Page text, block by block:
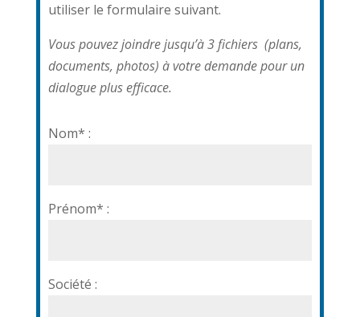
utiliser le formulaire suivant.
Vous pouvez joindre jusqu’à 3 fichiers (plans,
documents, photos) à votre demande pour un
dialogue plus efficace.
Nom* :
Prénom* :
Société :